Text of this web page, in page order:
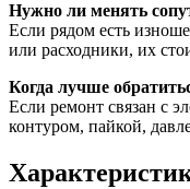
Нужно ли менять
Если рядом есть
или расходники, их
Когда лучше
Если ремонт связан с
контуром, пайкой,